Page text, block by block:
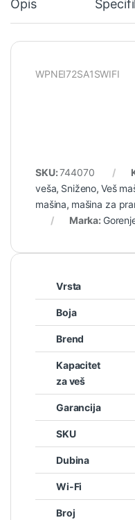
Opis
WPNEI72SA1SWIFI
SKU:744070
veša, Sniženo, Veš
mašina, mašina za
Marka:
Vrsta
Boja
Brend
Kapacitet
za veš
Garancija
SKU
Dubina
Wi-Fi
Broj